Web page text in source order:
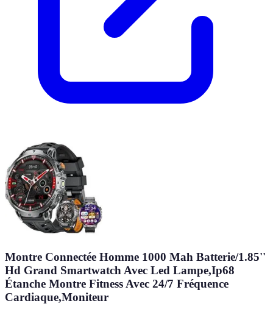
Montre Connectée Homme 1000 Mah Batterie/1.85''
Hd Grand Smartwatch Avec Led Lampe,Ip68
Étanche Montre Fitness Avec 24/7 Fréquence
Cardiaque,Moniteur